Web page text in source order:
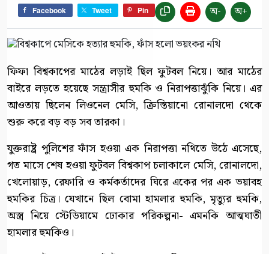
Facebook Tweet Pin অ- অ+
ফিফা বিশ্বকাপের মাঠের লড়াই ছিল ফুটবল নিয়ে। আর মাঠের
বাইরে লড়তে হয়েছে সন্ত্রাসীর হুমকি ও নিরাপত্তাঝুঁকি নিয়ে। এর
আওতায় ছিলেন লিওনেল মেসি, ক্রিস্তিয়ানো রোনালদো থেকে
শুরু করে বড় বড় সব তারকা।
যুক্তরাষ্ট্র পুলিশের ফাঁস হওয়া এক নিরাপত্তা নথিতে উঠে এসেছে,
গত মাসে শেষ হওয়া ফুটবল বিশ্বকাপ চলাকালে মেসি, রোনালদো,
খেলোয়াড়, রেফারি ও কর্মকর্তাদের ঘিরে একের পর এক ভয়াবহ
হুমকির চিত্র। যেখানে ছিল বোমা হামলার হুমকি, মৃত্যুর হুমকি,
অস্ত্র নিয়ে স্টেডিয়ামে ঢোকার পরিকল্পনা- এমনকি আত্মঘাতী
হামলার হুমকিও।